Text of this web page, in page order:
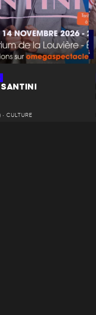
• CULTURE